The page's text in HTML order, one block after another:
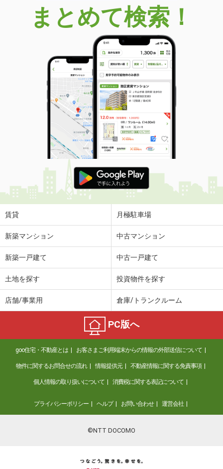
香川県高松市前田西町
価 格
2,080万円
香川県高松市前田西町
84.46m²
土地面積 201.17m²
香川県高松市国分寺町新名
価 格
2,950万円
住 所
香川県高松市国分寺町新名
建物面積 99.78m²
土地面積 189.17m²
香川県高松市東山崎町
価 格
1,398万円
住 所
香川県高松市東山崎町
建物面積
111.66m²
香川県高松市円座町
1,100万円
116.99m²
1,680万円
住 所
香川県綾歌郡綾川町陶
建物面積 73.7m²
土地面積
231.04m²
まとめて検索！
賃貸 月極駐車場
新築マンション 中古マンション
新築一戸建て 中古一戸建て
土地を探す 投資物件を探す
店舗/事業用 倉庫/トランクルーム
PC版へ
goo住宅・不動産とは お客さまご利用端末からの情報の外部送信について
物件に関するお問合せの流れ 情報提供元 不動産情報に関する免責事項
個人情報の取り扱いについて 消費税に関する表記について
プライバシーポリシー ヘルプ お問い合わせ 運営会社
©NTT DOCOMO